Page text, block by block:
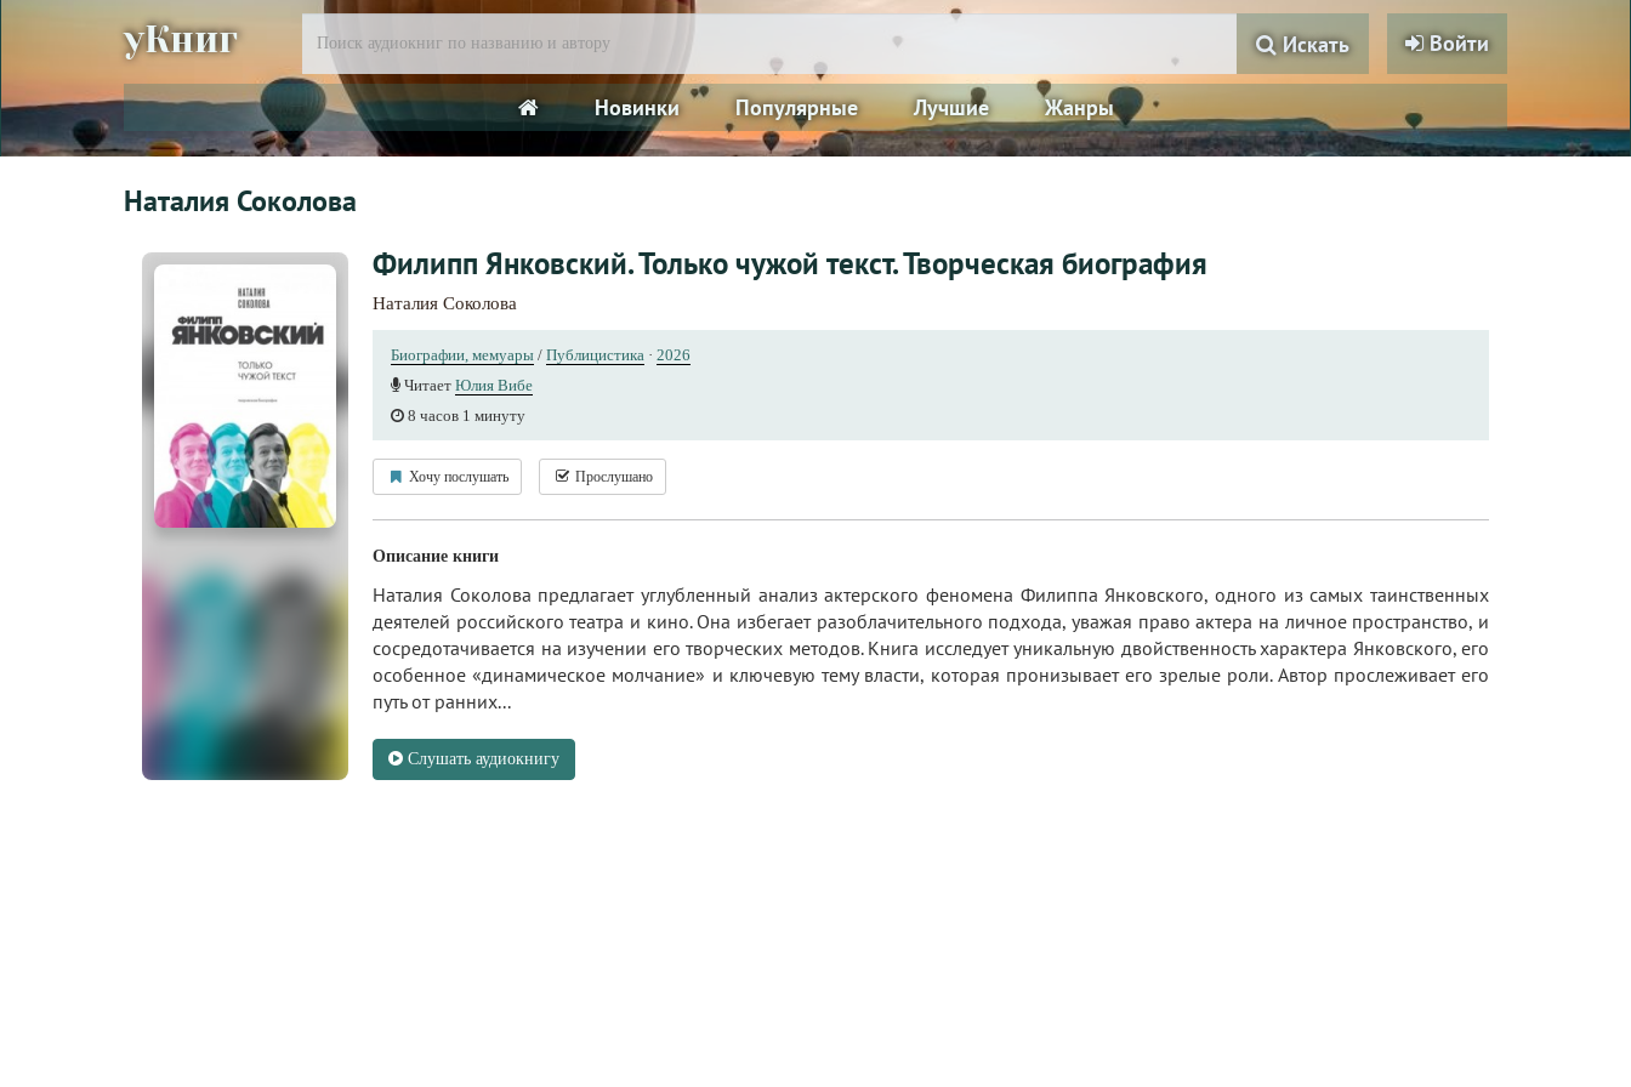
уКниг Войти
Искать
Новинки Популярные Лучшие Жанры
Наталия Соколова
Филипп Янковский. Только чужой текст. Творческая биография
Наталия Соколова
Биографии, мемуары / Публицистика · 2026
Читает Юлия Вибе
8 часов 1 минуту
Хочу послушать Прослушано
Описание книги
Наталия Соколова предлагает углубленный анализ актерского феномена Филиппа Янковского, одного из самых таинственных
деятелей российского театра и кино. Она избегает разоблачительного подхода, уважая право актера на личное пространство, и
сосредотачивается на изучении его творческих методов. Книга исследует уникальную двойственность характера Янковского, его
особенное «динамическое молчание» и ключевую тему власти, которая пронизывает его зрелые роли. Автор прослеживает его
путь от ранних...
Слушать аудиокнигу